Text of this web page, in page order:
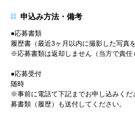
申込み方法・備考
●応募書類
履歴書（最近3ヶ月以内に撮影した写真
※応募書類は返却しません（当方で責任
●応募受付
随時
※事前に電話て下記までお申し込みくだ
募書類（履歴）も送付してください。